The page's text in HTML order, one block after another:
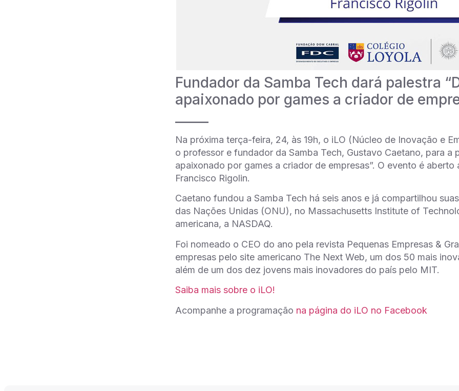
Fundador da Samba Tech dará palestra
apaixonado por games a criador de
Na próxima terça-feira, 24, às 19h, o iLO (Núcleo de Inovação e
o professor e fundador da Samba Tech, Gustavo Caetano, para a
apaixonado por games a criador de empresas”. O evento é
Francisco Rigolin.
Caetano fundou a Samba Tech há seis anos e já compartilhou
das Nações Unidas (ONU), no Massachusetts Institute of
americana, a NASDAQ.
Foi nomeado o CEO do ano pela revista Pequenas Empresas &
empresas pelo site americano The Next Web, um dos 50 mais
além de um dos dez jovens mais inovadores do país pelo MIT.
Saiba mais sobre o iLO!
Acompanhe a programação na página do iLO no Facebook